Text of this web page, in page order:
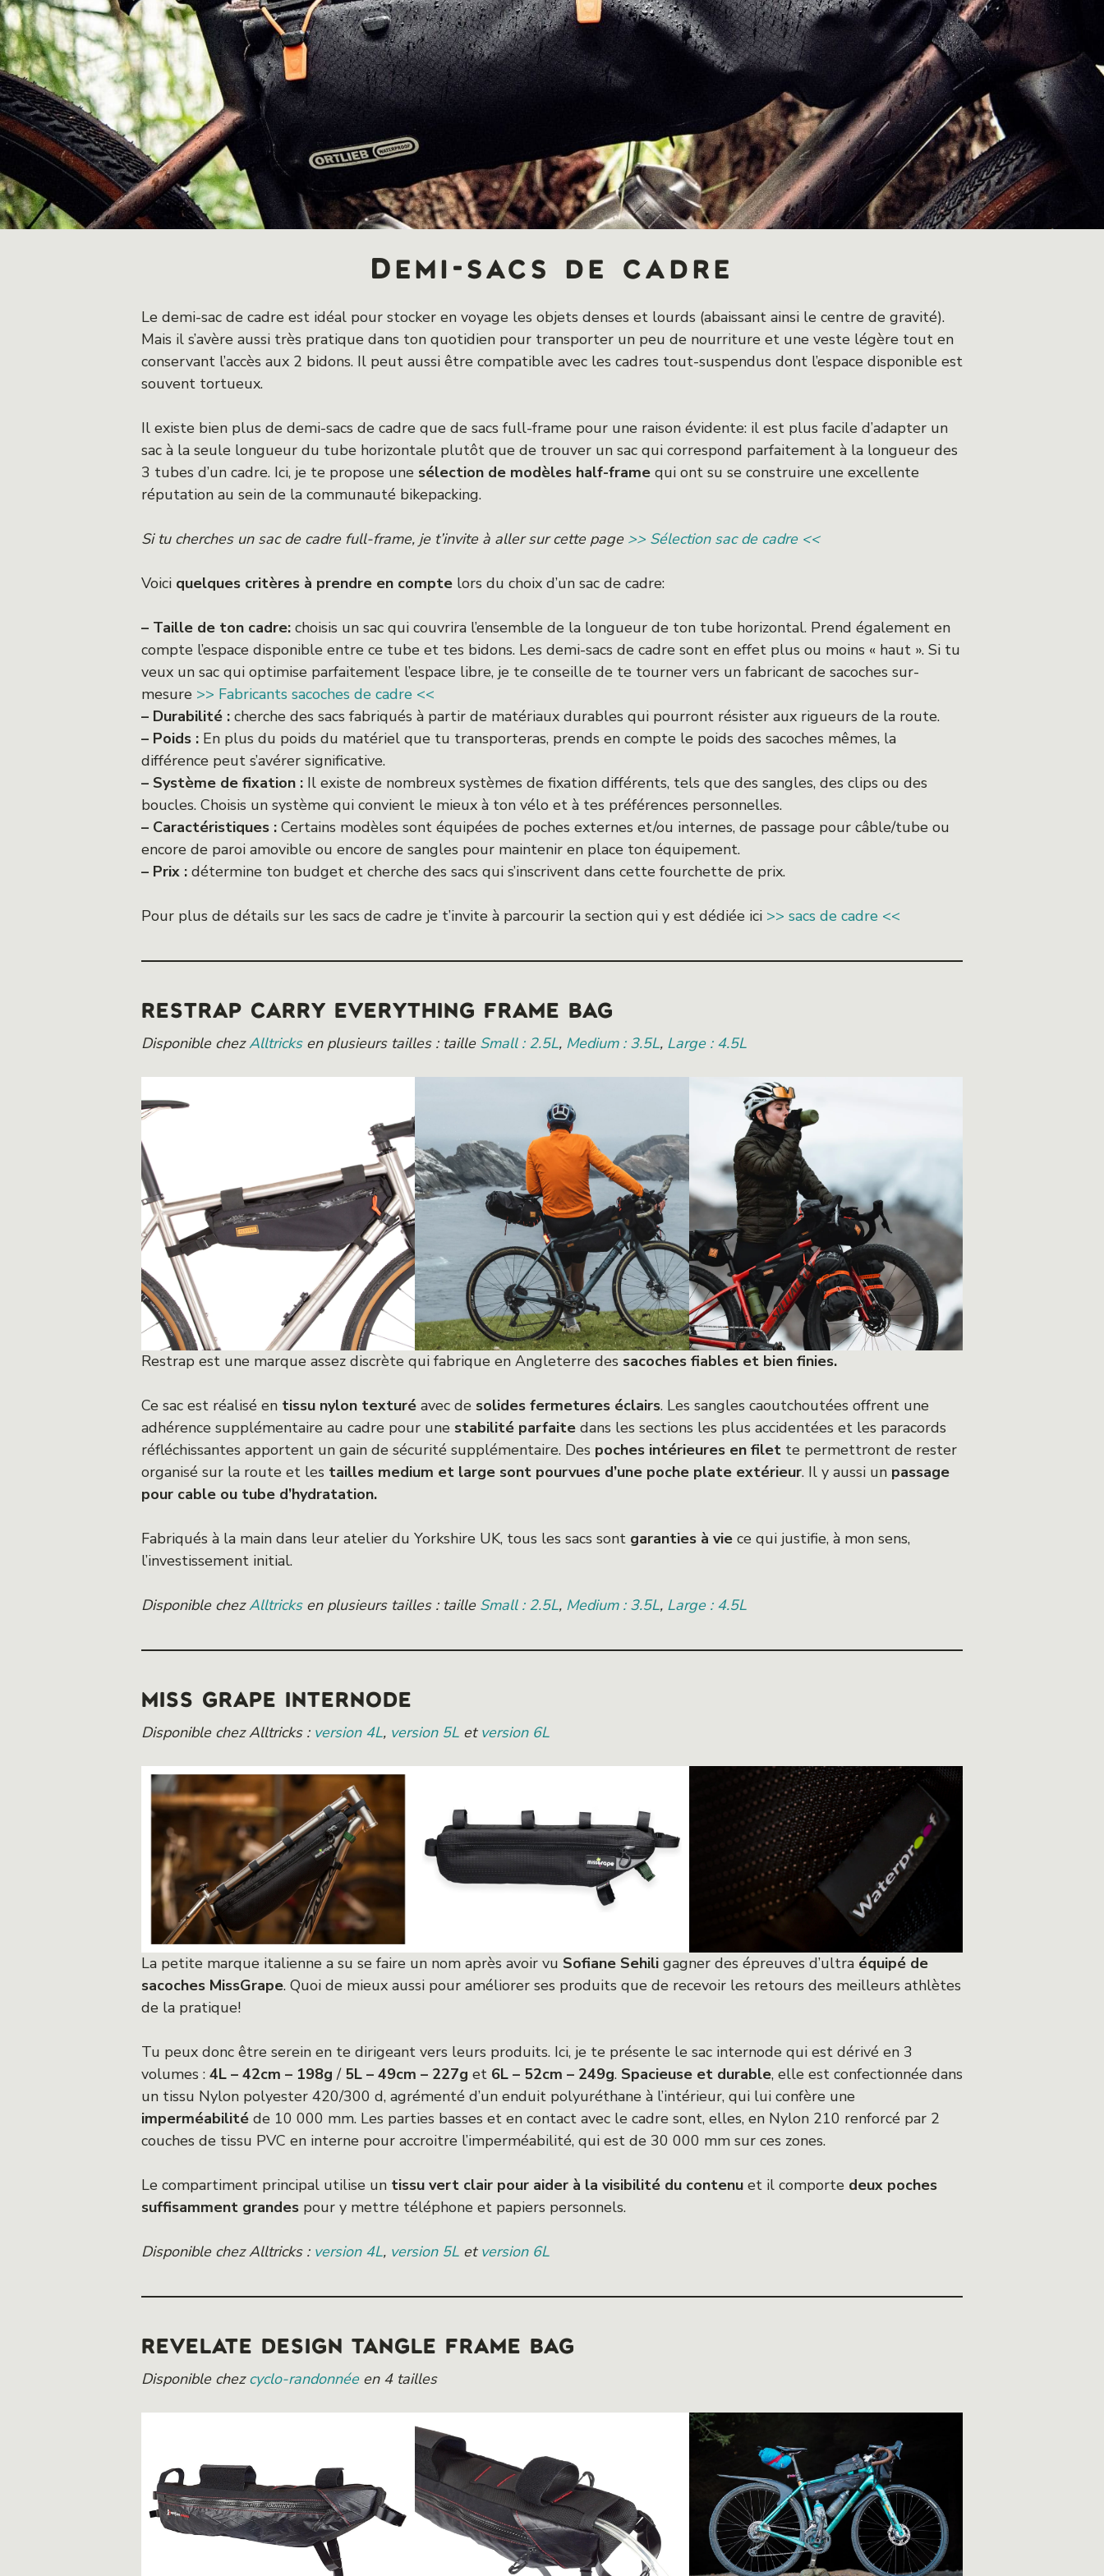
Demi-sacs de cadre
Le demi-sac de cadre est idéal pour stocker en voyage les objets denses et lourds (abaissant ainsi le centre de gravité).
Mais il s’avère aussi très pratique dans ton quotidien pour transporter un peu de nourriture et une veste légère tout en
conservant l’accès aux 2 bidons. Il peut aussi être compatible avec les cadres tout-suspendus dont l’espace disponible est
souvent tortueux.
Il existe bien plus de demi-sacs de cadre que de sacs full-frame pour une raison évidente: il est plus facile d’adapter un
sac à la seule longueur du tube horizontale plutôt que de trouver un sac qui correspond parfaitement à la longueur des
3 tubes d’un cadre. Ici, je te propose une sélection de modèles half-frame qui ont su se construire une excellente
réputation au sein de la communauté bikepacking.
Si tu cherches un sac de cadre full-frame, je t’invite à aller sur cette page >> Sélection sac de cadre <<
Voici quelques critères à prendre en compte lors du choix d’un sac de cadre:
– Taille de ton cadre: choisis un sac qui couvrira l’ensemble de la longueur de ton tube horizontal. Prend également en
compte l’espace disponible entre ce tube et tes bidons. Les demi-sacs de cadre sont en effet plus ou moins « haut ». Si tu
veux un sac qui optimise parfaitement l’espace libre, je te conseille de te tourner vers un fabricant de sacoches sur-
mesure >> Fabricants sacoches de cadre <<
– Durabilité : cherche des sacs fabriqués à partir de matériaux durables qui pourront résister aux rigueurs de la route.
– Poids : En plus du poids du matériel que tu transporteras, prends en compte le poids des sacoches mêmes, la
différence peut s’avérer significative.
– Système de fixation : Il existe de nombreux systèmes de fixation différents, tels que des sangles, des clips ou des
boucles. Choisis un système qui convient le mieux à ton vélo et à tes préférences personnelles.
– Caractéristiques : Certains modèles sont équipées de poches externes et/ou internes, de passage pour câble/tube ou
encore de paroi amovible ou encore de sangles pour maintenir en place ton équipement.
– Prix : détermine ton budget et cherche des sacs qui s’inscrivent dans cette fourchette de prix.
Pour plus de détails sur les sacs de cadre je t’invite à parcourir la section qui y est dédiée ici >> sacs de cadre <<
RESTRAP CARRY EVERYTHING FRAME BAG
Disponible chezAlltricksen plusieurs tailles : taille Small : 2.5L, Medium : 3.5L, Large : 4.5L
Restrap est une marque assez discrète qui fabrique en Angleterre des sacoches fiables et bien finies.
Ce sac est réalisé en tissu nylon texturé avec de solides fermetures éclairs. Les sangles caoutchoutées offrent une
adhérence supplémentaire au cadre pour une stabilité parfaite dans les sections les plus accidentées et les paracords
réfléchissantes apportent un gain de sécurité supplémentaire. Des poches intérieures en filet te permettront de rester
organisé sur la route et les tailles medium et large sont pourvues d’une poche plate extérieur. Il y aussi un passage
pour cable ou tube d’hydratation.
Fabriqués à la main dans leur atelier du Yorkshire UK, tous les sacs sont garanties à vie ce qui justifie, à mon sens,
l’investissement initial.
Disponible chezAlltricksen plusieurs tailles : taille Small : 2.5L, Medium : 3.5L, Large : 4.5L
MISS GRAPE INTERNODE
Disponible chez Alltricks : version 4L, version 5L et version 6L
La petite marque italienne a su se faire un nom après avoir vu Sofiane Sehili gagner des épreuves d’ultra équipé de
sacoches MissGrape. Quoi de mieux aussi pour améliorer ses produits que de recevoir les retours des meilleurs athlètes
de la pratique!
Tu peux donc être serein en te dirigeant vers leurs produits. Ici, je te présente le sac internode qui est dérivé en 3
volumes : 4L – 42cm – 198g / 5L – 49cm – 227g et 6L – 52cm – 249g. Spacieuse et durable, elle est confectionnée dans
un tissu Nylon polyester 420/300 d, agrémenté d’un enduit polyuréthane à l’intérieur, qui lui confère une
imperméabilité de 10 000 mm. Les parties basses et en contact avec le cadre sont, elles, en Nylon 210 renforcé par 2
couches de tissu PVC en interne pour accroitre l’imperméabilité, qui est de 30 000 mm sur ces zones.
Le compartiment principal utilise un tissu vert clair pour aider à la visibilité du contenu et il comporte deux poches
suffisamment grandes pour y mettre téléphone et papiers personnels.
Disponible chez Alltricks : version 4L, version 5L et version 6L
REVELATE DESIGN TANGLE FRAME BAG
Disponible chezcyclo-randonnéeen 4 tailles